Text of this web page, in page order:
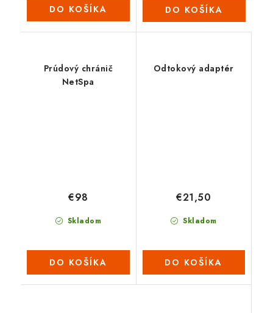
DO KOŠÍKA DO KOŠÍKA
Prúdový chránič
NetSpa
Skladom
€98
DO KOŠÍKA
Odtokový adaptér
Skladom
€21,50
DO KOŠÍKA